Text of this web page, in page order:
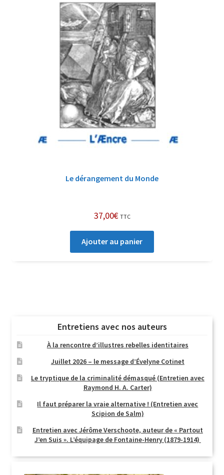
Le dérangement du Monde
37,00€ TTC
Ajouter au panier
Entretiens avec nos auteurs
À la rencontre d’illustres rebelles identitaires
Juillet 2026 – le message d’Évelyne Cotinet
Le tryptique de la criminalité démasqué (Entretien avec
Raymond H. A. Carter)
Il faut préparer la vraie alternative ! (Entretien avec
Scipion de Salm)
Entretien avec Jérôme Verschoote, auteur de « Partout
J’en Suis ». L’équipage de Fontaine-Henry (1879-1914)